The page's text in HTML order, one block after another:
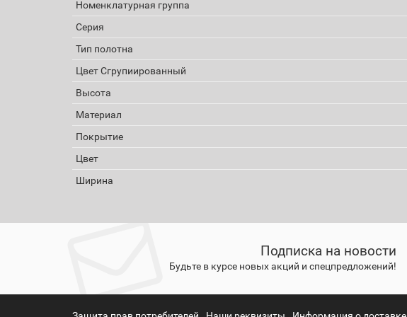
Номенклатурная группа
Серия
Тип полотна
Цвет Сгрупиированный
Высота
Материал
Покрытие
Цвет
Ширина
Подписка на новости
Будьте в курсе новых акций и спецпредложений!